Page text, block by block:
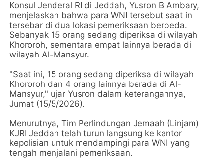
Konsul Jenderal RI di Jeddah, Yusron B Ambary,
menjelaskan bahwa para WNI tersebut saat ini
tersebar di dua lokasi pemeriksaan berbeda.
Sebanyak 15 orang sedang diperiksa di wilayah
Khororoh, sementara empat lainnya berada di
wilayah Al-Mansyur.
"Saat ini, 15 orang sedang diperiksa di wilayah
Khororoh dan 4 orang lainnya berada di Al-
Mansyur," ujar Yusron dalam keterangannya,
Jumat (15/5/2026).
Menurutnya, Tim Perlindungan Jemaah (Linjam)
KJRI Jeddah telah turun langsung ke kantor
kepolisian untuk mendampingi para WNI yang
tengah menjalani pemeriksaan.